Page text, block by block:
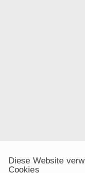
Diese Website
Cookies